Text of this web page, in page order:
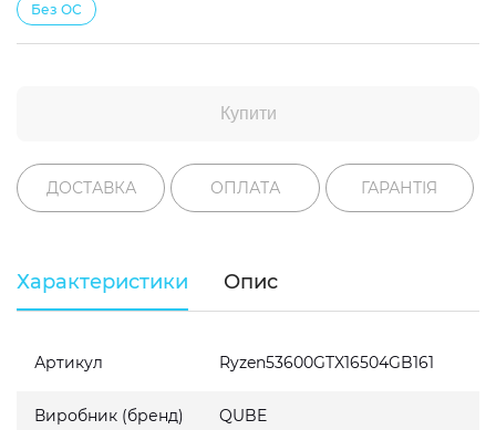
Без ОС
Купити
ДОСТАВКА ОПЛАТА ГАРАНТІЯ
Характеристики Опис
Артикул Ryzen53600GTX16504GB161
Виробник (бренд) QUBE